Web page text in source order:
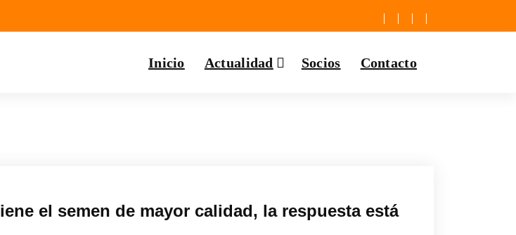
Inicio Actualidad Socios Contacto
el semen de mayor calidad, la respuesta está